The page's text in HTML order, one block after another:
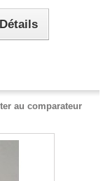
Détails
au comparateur